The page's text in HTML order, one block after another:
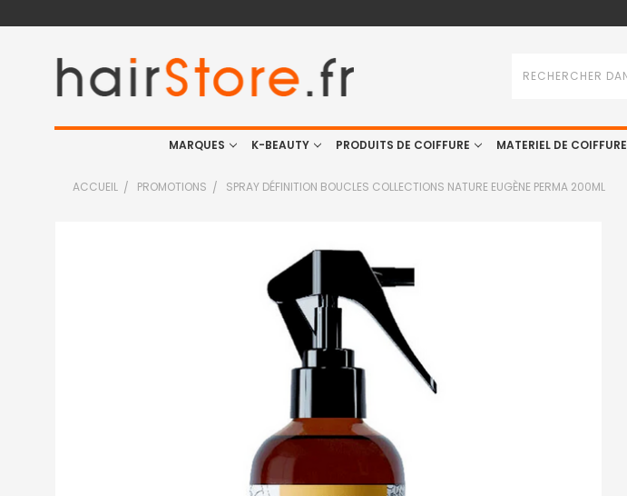
MARQUES K-BEAUTY PRODUITS DE COIFFURE MATERIEL DE COIFFURE
ACCUEIL PROMOTIONS SPRAY DÉFINITION BOUCLES COLLECTIONS NATURE EUGÈNE PERMA 200ML